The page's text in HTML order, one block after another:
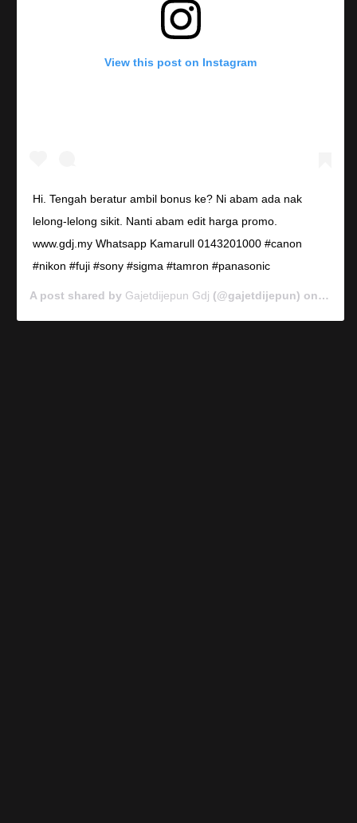
View this post on Instagram
Hi. Tengah beratur ambil bonus ke? Ni abam ada nak
lelong-lelong sikit. Nanti abam edit harga promo.
www.gdj.my Whatsapp Kamarull 0143201000 #canon
#nikon #fuji #sony #sigma #tamron #panasonic
A post shared by Gajetdijepun Gdj (@gajetdijepun) on Jan 7,